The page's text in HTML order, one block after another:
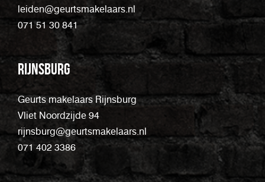
leiden@geurtsmakelaars.nl
071 51 30 841
Rijnsburg
Geurts makelaars Rijnsburg
Vliet Noordzijde 94
rijnsburg@geurtsmakelaars.nl
071 402 3386